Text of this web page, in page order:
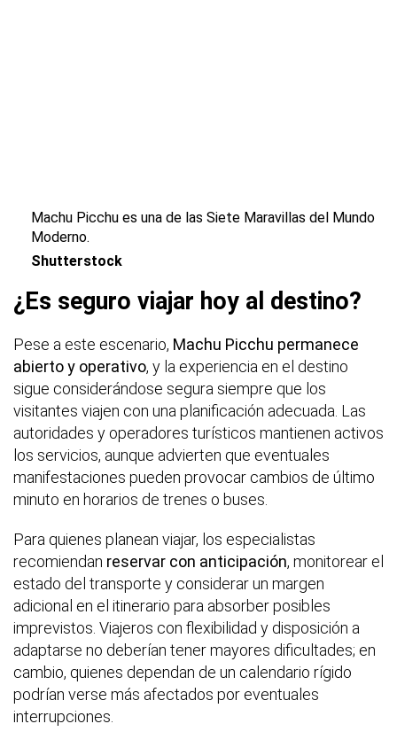
Machu Picchu es una de las Siete Maravillas del Mundo
Moderno.
Shutterstock
¿Es seguro viajar hoy al destino?
Pese a este escenario, Machu Picchu permanece
abierto y operativo, y la experiencia en el destino
sigue considerándose segura siempre que los
visitantes viajen con una planificación adecuada. Las
autoridades y operadores turísticos mantienen activos
los servicios, aunque advierten que eventuales
manifestaciones pueden provocar cambios de último
minuto en horarios de trenes o buses.
Para quienes planean viajar, los especialistas
recomiendan reservar con anticipación, monitorear el
estado del transporte y considerar un margen
adicional en el itinerario para absorber posibles
imprevistos. Viajeros con flexibilidad y disposición a
adaptarse no deberían tener mayores dificultades; en
cambio, quienes dependan de un calendario rígido
podrían verse más afectados por eventuales
interrupciones.